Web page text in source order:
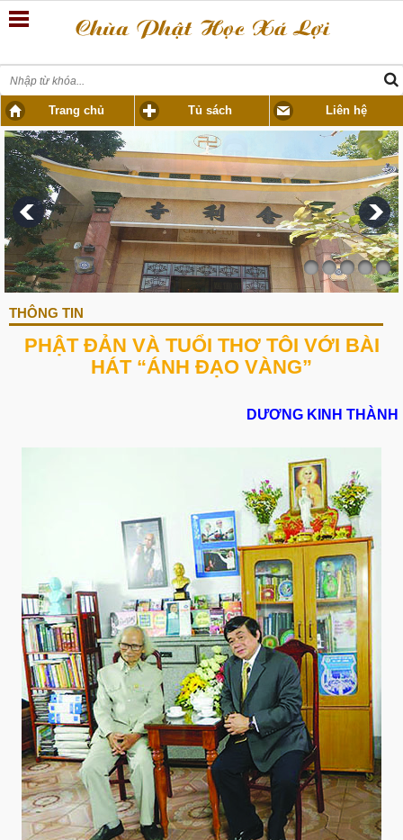
Trang chủ Tủ sách Liên hệ
THÔNG TIN
PHẬT ĐẢN VÀ TUỔI THƠ TÔI VỚI BÀI
HÁT “ÁNH ĐẠO VÀNG”
DƯƠNG KINH THÀNH